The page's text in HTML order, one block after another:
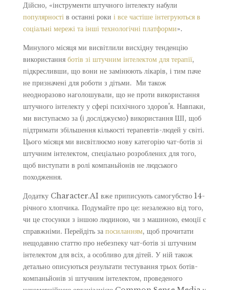
Дійсно, «інструменти штучного інтелекту набули
популярностів останні роки і все частіше інтегруються в
соціальні мережі та інші технологічні платформи».
Минулого місяця ми висвітлили висхідну тенденцію
використання ботів зі штучним інтелектом для терапії,
підкресливши, що вони не замінюють лікарів, і тим паче
не призначені для роботи з дітьми. Ми також
неодноразово наголошували, що не проти використання
штучного інтелекту у сфері психічного здоров'я. Навпаки,
ми виступаємо за (і досліджуємо) використання ШІ, щоб
підтримати збільшення кількості терапевтів-людей у світі.
Цього місяця ми висвітлюємо нову категорію чат-ботів зі
штучним інтелектом, спеціально розроблених для того,
щоб виступати в ролі компаньйонів не людського
походження.
Додатку Character.AI вже приписують самогубство 14-
річного хлопчика. Подумайте про це: незалежно від того,
чи це стосунки з іншою людиною, чи з машиною, емоції є
справжніми. Перейдіть за посиланням, щоб прочитати
нещодавню статтю про небезпеку чат-ботів зі штучним
інтелектом для всіх, а особливо для дітей. У ній також
детально описуються результати тестування трьох ботів-
компаньйонів зі штучним інтелектом, проведеного